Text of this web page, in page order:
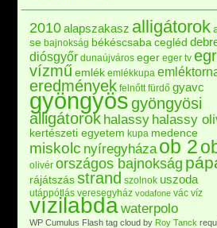
2010alapszakasz alligátorok
se bajnokság békéscsaba cegléd
diósgyőr dunaújváros eger eger tv
vízműemlék emlékkupa
eredmények felnőtt fürdő gyavc
gyöngyösgyöngyösi
alligátorok halassy halassy
kertészeti egyetem kupa medence
miskolc nyíregyháza ob 2
olivér országos bajnokság
rájátszás strand szolnok uszoda
utánpótlás veresegyház vodafone vác víz
vízilabdawaterpolo
WP Cumulus Flash tag cloud by Roy Tanck